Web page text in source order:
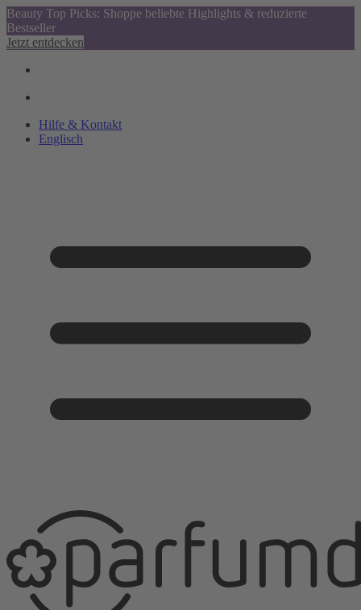
Beauty Top Picks: Shoppe beliebte Highlights & reduzierte
Bestseller
Jetzt entdecken
Hilfe & Kontakt
Englisch